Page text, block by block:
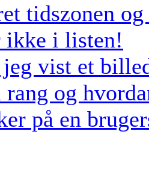
tidszonen
ikke i listen!
vist et
og
på en